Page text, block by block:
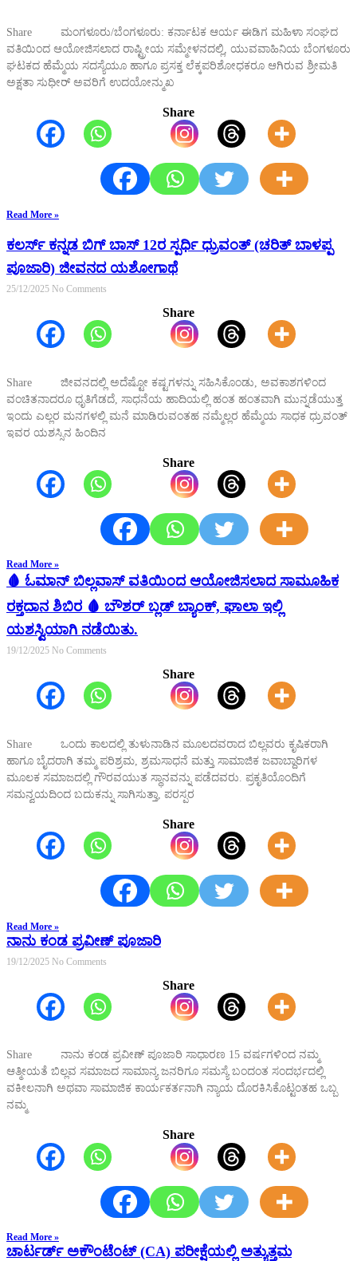
Share ಮಂಗಳೂರು/ಬೆಂಗಳೂರು: ಕರ್ನಾಟಕ ಆರ್ಯ ಈಡಿಗ ಮಹಿಳಾ ಸಂಘದ
ವತಿಯಿಂದ ಆಯೋಜಿಸಲಾದ ರಾಷ್ಟ್ರೀಯ ಸಮ್ಮೇಳನದಲ್ಲಿ, ಯುವವಾಹಿನಿಯ ಬೆಂಗಳೂರು
ಘಟಕದ ಹೆಮ್ಮೆಯ ಸದಸ್ಯೆಯೂ ಹಾಗೂ ಪ್ರಸಕ್ತ ಲೆಕ್ಕಪರಿಶೋಧಕರೂ ಆಗಿರುವ ಶ್ರೀಮತಿ
ಅಕ್ಷತಾ ಸುಧೀರ್ ಅವರಿಗೆ ಉದಯೋನ್ಮುಖ
Share
Read More »
ಕಲರ್ಸ್ ಕನ್ನಡ ಬಿಗ್ ಬಾಸ್ 12ರ ಸ್ಪರ್ಧಿ ಧ್ರುವಂತ್ (ಚರಿತ್ ಬಾಳಪ್ಪ
ಪೂಜಾರಿ) ಜೀವನದ ಯಶೋಗಾಥೆ
25/12/2025 No Comments
Share
Share ಜೀವನದಲ್ಲಿ ಅದೆಷ್ಟೋ ಕಷ್ಟಗಳನ್ನು ಸಹಿಸಿಕೊಂಡು, ಅವಕಾಶಗಳಿಂದ
ವಂಚಿತನಾದರೂ ಧೃತಿಗೆಡದೆ, ಸಾಧನೆಯ ಹಾದಿಯಲ್ಲಿ ಹಂತ ಹಂತವಾಗಿ ಮುನ್ನಡೆಯುತ್ತ
ಇಂದು ಎಲ್ಲರ ಮನಗಳಲ್ಲಿ ಮನೆ ಮಾಡಿರುವಂತಹ ನಮ್ಮೆಲ್ಲರ ಹೆಮ್ಮೆಯ ಸಾಧಕ ಧ್ರುವಂತ್
ಇವರ ಯಶಸ್ಸಿನ ಹಿಂದಿನ
Share
Read More »
🩸 ಓಮಾನ್ ಬಿಲ್ಲವಾಸ್ ವತಿಯಿಂದ ಆಯೋಜಿಸಲಾದ ಸಾಮೂಹಿಕ
ರಕ್ತದಾನ ಶಿಬಿರ 🩸 ಬೌಶರ್ ಬ್ಲಡ್ ಬ್ಯಾಂಕ್, ಘಾಲಾ ಇಲ್ಲಿ
ಯಶಸ್ವಿಯಾಗಿ ನಡೆಯಿತು.
19/12/2025 No Comments
Share
Share ಒಂದು ಕಾಲದಲ್ಲಿ ತುಳುನಾಡಿನ ಮೂಲದವರಾದ ಬಿಲ್ಲವರು ಕೃಷಿಕರಾಗಿ
ಹಾಗೂ ಬೈದರಾಗಿ ತಮ್ಮ ಪರಿಶ್ರಮ, ಶ್ರಮಸಾಧನೆ ಮತ್ತು ಸಾಮಾಜಿಕ ಜವಾಬ್ದಾರಿಗಳ
ಮೂಲಕ ಸಮಾಜದಲ್ಲಿ ಗೌರವಯುತ ಸ್ಥಾನವನ್ನು ಪಡೆದವರು. ಪ್ರಕೃತಿಯೊಂದಿಗೆ
ಸಮನ್ವಯದಿಂದ ಬದುಕನ್ನು ಸಾಗಿಸುತ್ತಾ, ಪರಸ್ಪರ
Share
Read More »
ನಾನು ಕಂಡ ಪ್ರವೀಣ್ ಪೂಜಾರಿ
19/12/2025 No Comments
Share
Share ನಾನು ಕಂಡ ಪ್ರವೀಣ್ ಪೂಜಾರಿ ಸಾಧಾರಣ 15 ವರ್ಷಗಳಿಂದ ನಮ್ಮ
ಆತ್ಮೀಯತೆ ಬಿಲ್ಲವ ಸಮಾಜದ ಸಾಮಾನ್ಯ ಜನರಿಗೂ ಸಮಸ್ಯೆ ಬಂದಂತ ಸಂದರ್ಭದಲ್ಲಿ
ವಕೀಲನಾಗಿ ಅಥವಾ ಸಾಮಾಜಿಕ ಕಾರ್ಯಕರ್ತನಾಗಿ ನ್ಯಾಯ ದೊರಕಿಸಿಕೊಟ್ಟಂತಹ ಒಬ್ಬ
ನಮ್ಮ
Share
Read More »
ಚಾರ್ಟರ್ಡ್ ಅಕೌಂಟೆಂಟ್ (CA) ಪರೀಕ್ಷೆಯಲ್ಲಿ ಅತ್ಯುತ್ತಮ